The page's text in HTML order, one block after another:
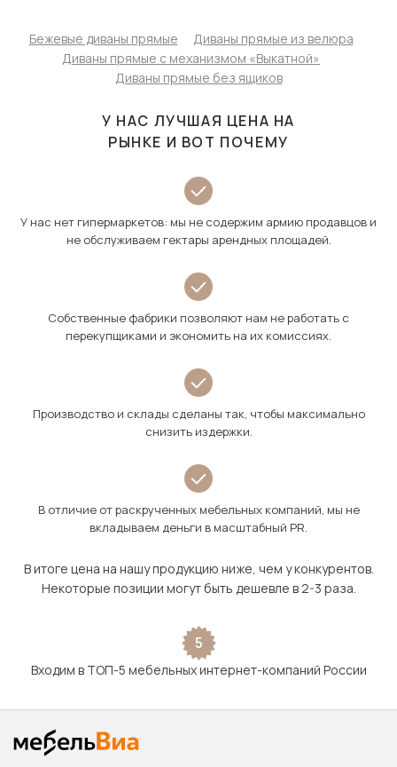
Бежевые диваны прямые
Диваны прямые из велюра
Диваны прямые с механизмом «Выкатной»
Диваны прямые без ящиков
У НАС ЛУЧШАЯ ЦЕНА НА
РЫНКЕ И ВОТ ПОЧЕМУ
У нас нет гипермаркетов: мы не содержим армию продавцов и
не обслуживаем гектары арендных площадей.
Собственные фабрики позволяют нам не работать с
перекупщиками и экономить на их комиссиях.
Производство и склады сделаны так, чтобы максимально
снизить издержки.
В отличие от раскрученных мебельных компаний, мы не
вкладываем деньги в масштабный PR.
В итоге цена на нашу продукцию ниже, чем у конкурентов.
Некоторые позиции могут быть дешевле в 2-3 раза.
5
Входим в ТОП-5 мебельных интернет-компаний России